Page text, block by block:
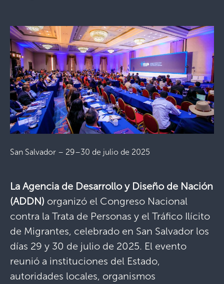
San Salvador – 29–30 de julio de 2025
La Agencia de Desarrollo y Diseño de Nación
(ADDN) organizó el Congreso Nacional
contra la Trata de Personas y el Tráfico Ilícito
de Migrantes, celebrado en San Salvador los
días 29 y 30 de julio de 2025. El evento
reunió a instituciones del Estado,
autoridades locales, organismos